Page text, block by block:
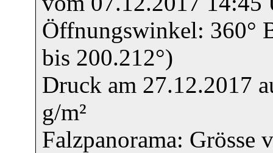
Öffnungswinkel: 360°
bis 200.212°)
Druck am 27.12.2017
g/m²
Falzpanorama: